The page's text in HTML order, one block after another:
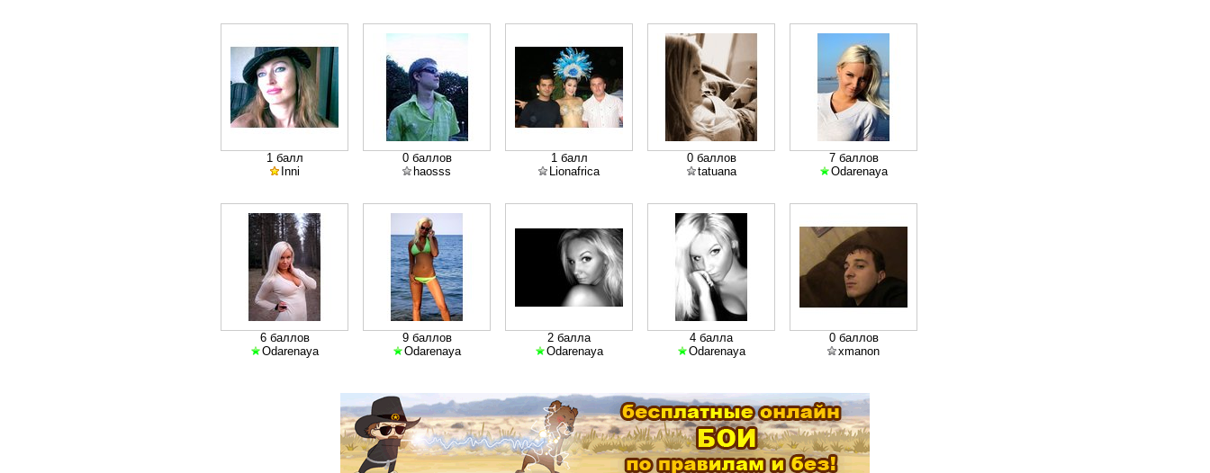
1 балл
Inni
0 баллов
haosss
1 балл
Lionafrica
0 баллов
tatuana
7 баллов
Odarenaya
6 баллов
Odarenaya
9 баллов
Odarenaya
2 балла
Odarenaya
4 балла
Odarenaya
0 баллов
xmanon